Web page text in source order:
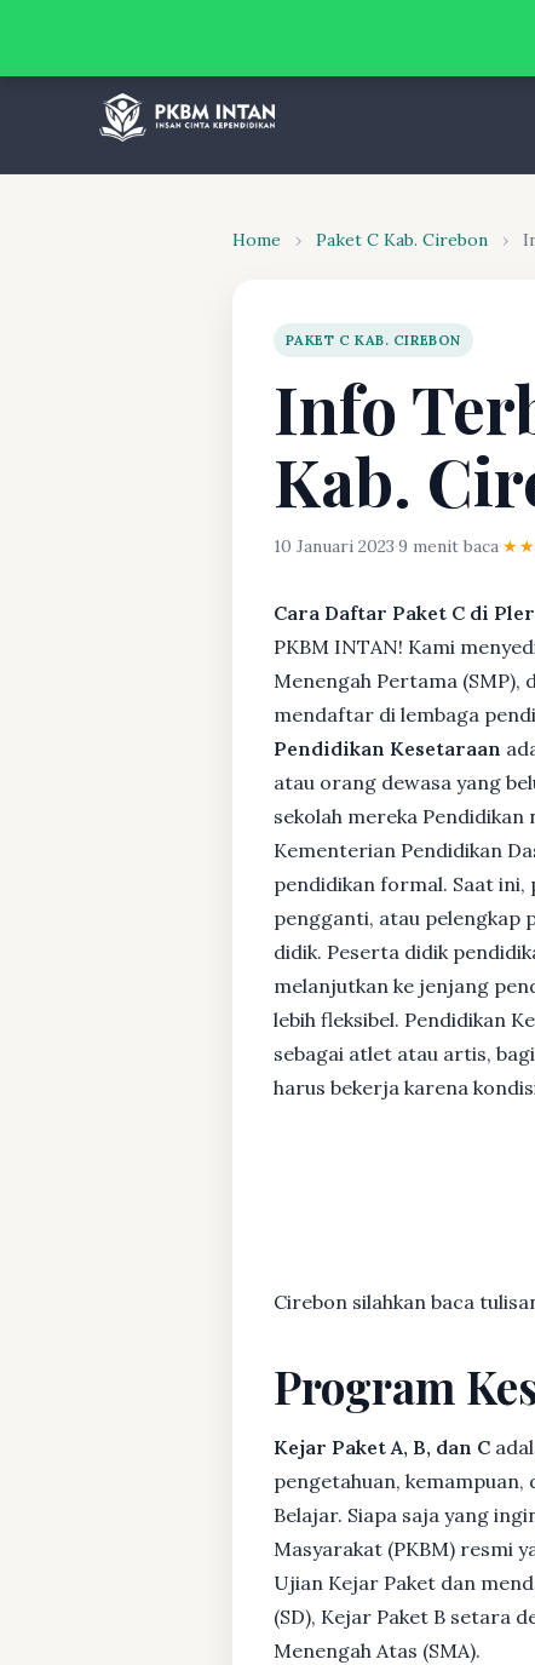
Home › Paket C Kab. Cirebon ›
PAKET C KAB. CIREBON
Info
Kab.
10 Januari 2023·9 menit baca·
Cara Daftar Paket C di
PKBM INTAN! Kami
Menengah Pertama (SMP),
mendaftar di lembaga
Pendidikan Kesetaraan
atau orang dewasa yang
sekolah mereka
Kementerian Pendidikan
pendidikan formal. Saat ini,
pengganti, atau pelengkap
didik. Peserta didik
melanjutkan ke jenjang
lebih fleksibel. Pendidikan
sebagai atlet atau artis,
harus bekerja karena
Cirebon silahkan baca
Program
Kejar Paket A, B, dan C
pengetahuan, kemampuan,
Belajar. Siapa saja yang
Masyarakat (PKBM) resmi
Ujian Kejar Paket dan
(SD), Kejar Paket B setara
Menengah Atas (SMA).